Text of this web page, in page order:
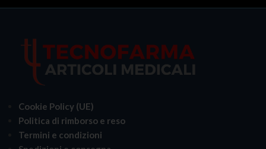
Cookie Policy (UE)
Politica di rimborso e reso
Termini e condizioni